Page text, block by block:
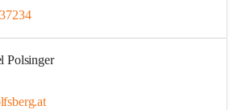
Polsinger